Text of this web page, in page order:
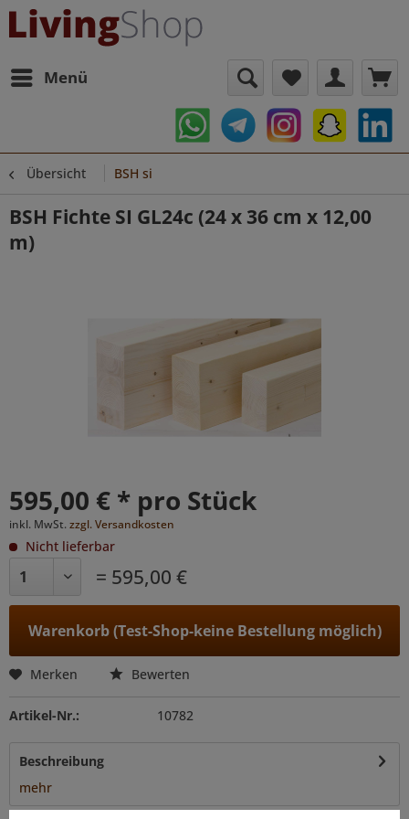
Menü
Übersicht BSH si
BSH Fichte SI GL24c (24 x 36 cm x 12,00
m)
595,00 € * pro Stück
inkl. MwSt. zzgl. Versandkosten
Nicht lieferbar
= 595,00 €
Warenkorb (Test-Shop-keine Bestellung möglich)
Merken Bewerten
Artikel-Nr.: 10782
Beschreibung
mehr